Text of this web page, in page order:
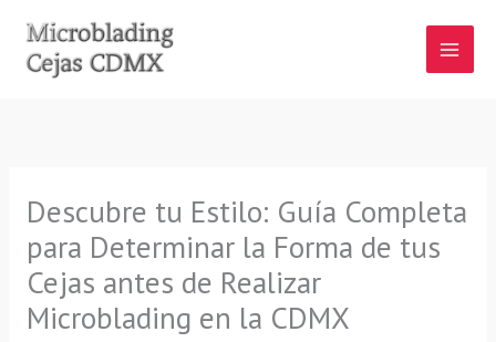
contenido
Descubre tu Estilo: Guía Completa
para Determinar la Forma de tus
Cejas antes de Realizar
Microblading en la CDMX